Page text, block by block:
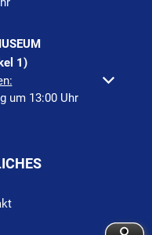
1)
Schließzeiten
um 13:00 Uhr